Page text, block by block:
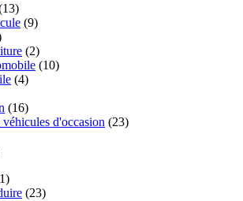
(9)
(2)
(10)
(4)
(16)
d'occasion (23)
(23)